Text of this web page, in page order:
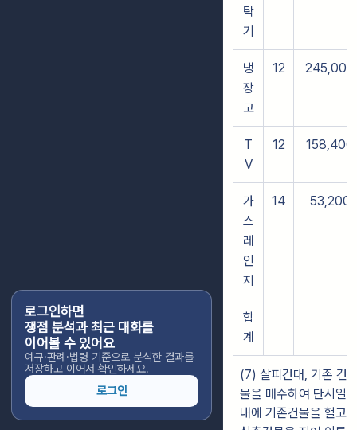
로그인하면
쟁점 분석과 최근 대화를
이어볼 수 있어요
예규·판례·법령 기준으로 분석한 결과를
저장하고 이어서 확인하세요.
로그인
탁
기
냉
장
고
12 245,000
T
V
12 158,400
가
스
레
인
지
14 53,200
합
계
(7) 살피건대, 기존 건
물을 매수하여 단시일
내에 기존건물을 헐고